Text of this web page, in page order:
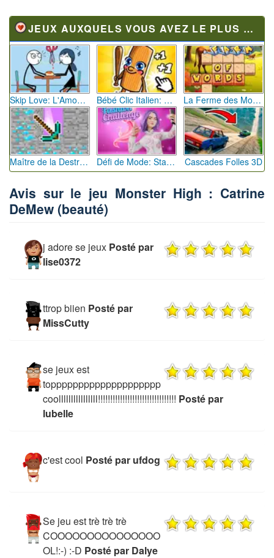
JEUX AUXQUELS VOUS AVEZ LE PLUS JOUÉ
Skip Love: L'Amour en Péril Bébé Clic Italien: La Folie des Petits Bambins La Ferme des Mots - Cultivez votre Vocabulaire
Maître de la Destruction: Fusion de Pioches Défi de Mode: Star du Podium Cascades Folles 3D
Avis sur le jeu Monster High : Catrine
DeMew (beauté)
j adore se jeux Posté par
lise0372
ttrop biien Posté par
MissCutty
se jeux est
topppppppppppppppppppp
coollllllllllllllll!!!!!!!!!!!!!!!!!!!!!!!!!!!!!!!! Posté par
lubelle
c'est cool Posté par ufdog
Se jeu est trè trè trè
COOOOOOOOOOOOOOO
OL!:-) :-D Posté par Dalye